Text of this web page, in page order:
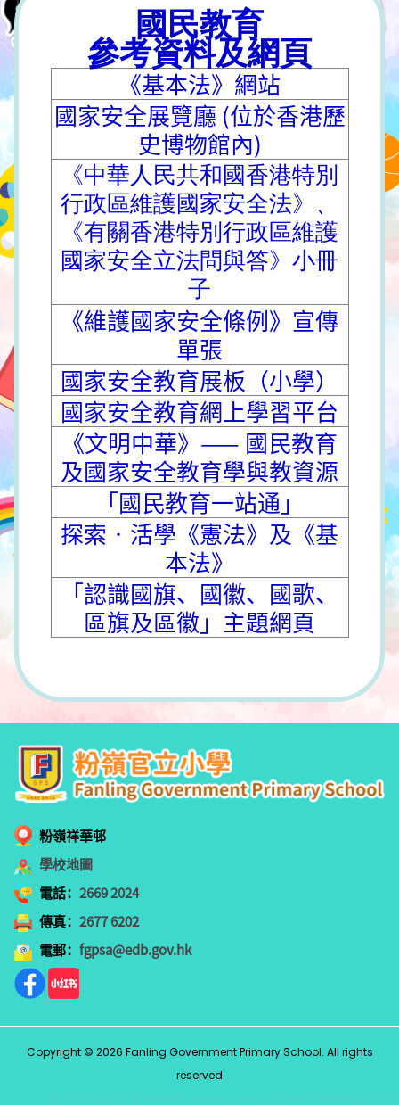
國民教育
參考資料及網頁
《基本法》網站
國家安全展覽廳 (位於香港歷
史博物館內)
《中華人民共和國香港特別
行政區維護國家安全法》、
《有關香港特別行政區維護
國家安全立法問與答》小冊
子
《維護國家安全條例》宣傳
單張
國家安全教育展板（小學）
國家安全教育網上學習平台
《文明中華》—— 國民教育
及國家安全教育學與教資源
「國民教育一站通」
探索‧活學《憲法》及《基
本法》
「認識國旗、國徽、國歌、
區旗及區徽」主題網頁
粉嶺祥華邨
學校地圖
電話：2669 2024
傳真：2677 6202
電郵：fgpsa@edb.gov.hk
Copyright © 2026 Fanling Government Primary School. All rights
reserved